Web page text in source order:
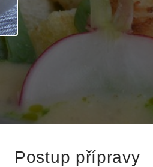
Postup přípravy